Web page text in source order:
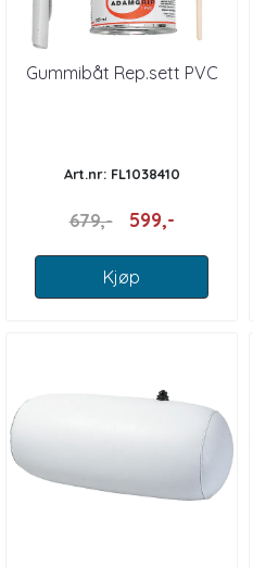
Gummibåt Rep.sett PVC
Art.nr: FL1038410
679,- 599,-
Kjøp